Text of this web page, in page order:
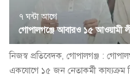
৭ ঘন্টা আগে
গোপালগঞ্জে আবারও ১৫ আওয়ামী
নিজস্ব প্রতিবেদক, গোপালগঞ্জ :
একযোগে ১৫ জন নেতাকর্মী কায্যক্রম